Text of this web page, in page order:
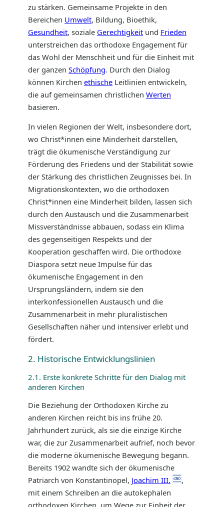
zu stärken. Gemeinsame Projekte in den
Bereichen Umwelt, Bildung, Bioethik,
Gesundheit, soziale Gerechtigkeit und Frieden
unterstreichen das orthodoxe Engagement für
das Wohl der Menschheit und für die Einheit mit
der ganzen Schöpfung. Durch den Dialog
können Kirchen ethische Leitlinien entwickeln,
die auf gemeinsamen christlichen Werten
basieren.
In vielen Regionen der Welt, insbesondere dort,
wo Christ*innen eine Minderheit darstellen,
trägt die ökumenische Verständigung zur
Förderung des Friedens und der Stabilität sowie
der Stärkung des christlichen Zeugnisses bei. In
Migrationskontexten, wo die orthodoxen
Christ*innen eine Minderheit bilden, lassen sich
durch den Austausch und die Zusammenarbeit
Missverständnisse abbauen, sodass ein Klima
des gegenseitigen Respekts und der
Kooperation geschaffen wird. Die orthodoxe
Diaspora setzt neue Impulse für das
ökumenische Engagement in den
Ursprungsländern, indem sie den
interkonfessionellen Austausch und die
Zusammenarbeit in mehr pluralistischen
Gesellschaften näher und intensiver erlebt und
fördert.
2. Historische Entwicklungslinien
2.1. Erste konkrete Schritte für den Dialog mit
anderen Kirchen
Die Beziehung der Orthodoxen Kirche zu
anderen Kirchen reicht bis ins frühe 20.
Jahrhundert zurück, als sie die einzige Kirche
war, die zur Zusammenarbeit aufrief, noch bevor
die moderne ökumenische Bewegung begann.
Bereits 1902 wandte sich der ökumenische
Patriarch von Konstantinopel, Joachim III.
,
mit einem Schreiben an die autokephalen